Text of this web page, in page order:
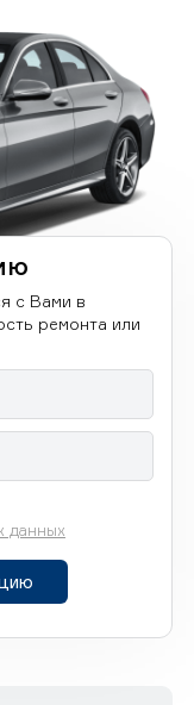
с Вами в
ремонта или
данных